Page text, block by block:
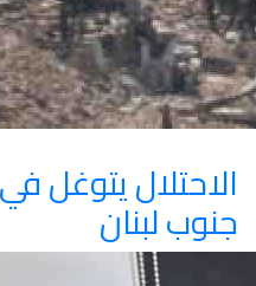
الاحتلال يتوغل
جنوب لبنان